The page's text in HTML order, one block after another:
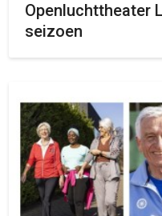
Openluchttheater
seizoen